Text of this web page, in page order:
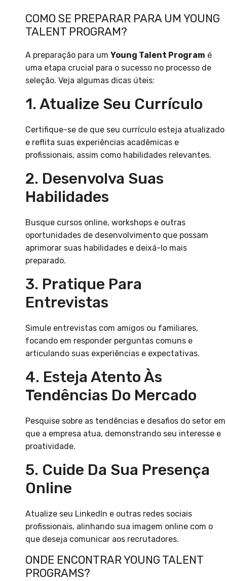
COMO SE PREPARAR PARA UM YOUNG
TALENT PROGRAM?
A preparação para um Young Talent Program é
uma etapa crucial para o sucesso no processo de
seleção. Veja algumas dicas úteis:
1. Atualize Seu Currículo
Certifique-se de que seu currículo esteja atualizado
e reflita suas experiências acadêmicas e
profissionais, assim como habilidades relevantes.
2. Desenvolva Suas
Habilidades
Busque cursos online, workshops e outras
oportunidades de desenvolvimento que possam
aprimorar suas habilidades e deixá-lo mais
preparado.
3. Pratique Para
Entrevistas
Simule entrevistas com amigos ou familiares,
focando em responder perguntas comuns e
articulando suas experiências e expectativas.
4. Esteja Atento Às
Tendências Do Mercado
Pesquise sobre as tendências e desafios do setor em
que a empresa atua, demonstrando seu interesse e
proatividade.
5. Cuide Da Sua Presença
Online
Atualize seu LinkedIn e outras redes sociais
profissionais, alinhando sua imagem online com o
que deseja comunicar aos recrutadores.
ONDE ENCONTRAR YOUNG TALENT
PROGRAMS?